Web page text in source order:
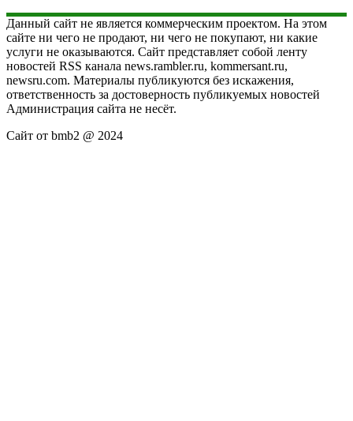
Данный сайт не является коммерческим проектом. На этом
сайте ни чего не продают, ни чего не покупают, ни какие
услуги не оказываются. Сайт представляет собой ленту
новостей RSS канала news.rambler.ru, kommersant.ru,
newsru.com. Материалы публикуются без искажения,
ответственность за достоверность публикуемых новостей
Администрация сайта не несёт.
Сайт от bmb2 @ 2024